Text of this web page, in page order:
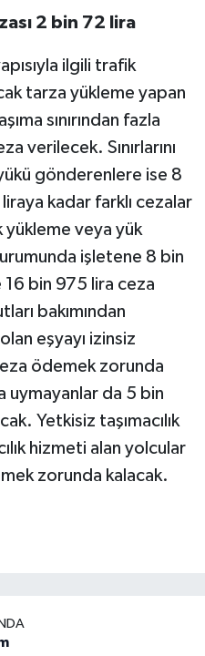
2 bin 72 lira
ilgili trafik
tarza yükleme yapan
sınırından fazla
verilecek. Sınırlarını
gönderenlere ise 8
kadar farklı cezalar
yükleme veya yük
işletene 8 bin
bin 975 lira ceza
bakımından
eşyayı izinsiz
ödemek zorunda
uymayanlar da 5 bin
Yetkisiz taşımacılık
hizmeti alan yolcular
zorunda kalacak.